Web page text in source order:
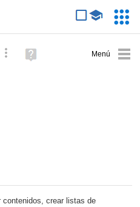
Búsqueda avanzada
Ayuda
(en
contenidos, crear listas de